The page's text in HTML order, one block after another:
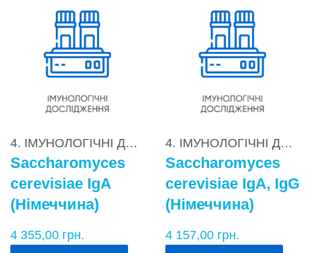
4. ІМУНОЛОГІЧНІ ДОСЛІДЖЕННЯ ,4.2.
Saccharomyces
cerevisiae IgA
(Німеччина)
4 355,00 грн.
4. ІМУНОЛОГІЧНІ ДОСЛІДЖЕННЯ
Saccharomyces
cerevisiae IgA, IgG
(Німеччина)
4 157,00 грн.